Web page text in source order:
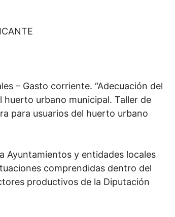
– Gasto corriente. “Adecuación del
urbano municipal. Taller de
para usuarios del huerto urbano
Ayuntamientos y entidades locales
comprendidas dentro del
productivos de la Diputación